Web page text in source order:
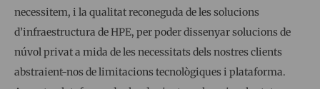
necessitem, i la qualitat reconeguda de les solucions
d’infraestructura de HPE, per poder dissenyar solucions de
núvol privat a mida de les necessitats dels nostres clients
abstraient-nos de limitacions tecnològiques i plataforma.